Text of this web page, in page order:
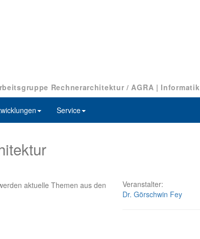
Rechnerarchitektur / AGRA | Informatik
Service
aktuelle Themen aus den
Veranstalter:
Dr. Görschwin Fey